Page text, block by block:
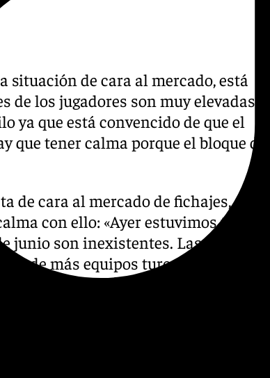
situación de cara al mercado, está
de los jugadores son muy elevadas.
ya que está convencido de que el
que tener calma porque el bloque del
de cara al mercado de fichajes,
con ello: «Ayer estuvimos toda la
junio son inexistentes. Las cosas
de más equipos turcos, con lo que
asiático, es complicado. Dadnos
está hecho y la cotización de los
que tener calma para ver qué
Estoy convencido de
tener paciencia».